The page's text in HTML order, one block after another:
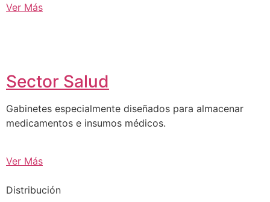
Ver Más
Sector Salud
Gabinetes especialmente diseñados para almacenar
medicamentos e insumos médicos.
Ver Más
Distribución